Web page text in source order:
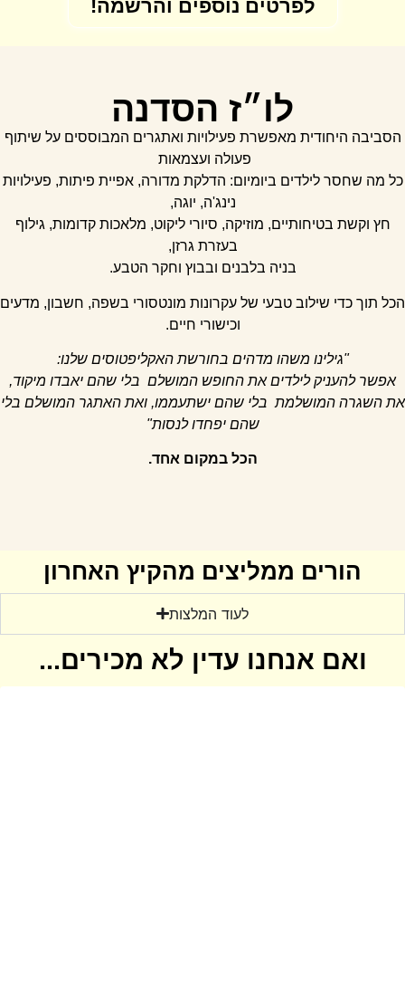
לפרטים נוספים והרשמה!
לו״ז הסדנה
הסביבה היחודית מאפשרת פעילויות ואתגרים המבוססים על שיתוף
פעולה ועצמאות
כל מה שחסר לילדים ביומיום: הדלקת מדורה, אפיית פיתות, פעילויות
נינג'ה, יוגה,
חץ וקשת בטיחותיים, מוזיקה, סיורי ליקוט, מלאכות קדומות, גילוף
בעזרת גרזן,
בניה בלבנים ובבוץ וחקר הטבע.
תוך כדי שילוב טבעי של עקרונות מונטסורי בשפה, חשבון, מדעים
וכישורי חיים.
"גילינו משהו מדהים בחורשת האקליפטוסים שלנו:
אפשר להעניק לילדים את החופש המושלם בלי שהם יאבדו מיקוד,
השגרה המושלמת בלי שהם ישתעממו, ואת האתגר המושלם בלי
שהם יפחדו לנסות"
הכל במקום אחד.
הורים ממליצים מהקיץ האחרון
לעוד המלצות
ואם אנחנו עדין לא מכירים...